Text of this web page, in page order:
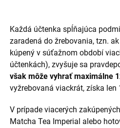
Každá účtenka spĺňajúca
zaradená do žrebovania, tzn.
kúpený v súťažnom období
účtenkách), zvyšuje sa
však môže vyhrať maximálne
vyžrebovaná viackrát, získa len
V prípade viacerých
Matcha Tea Imperial alebo